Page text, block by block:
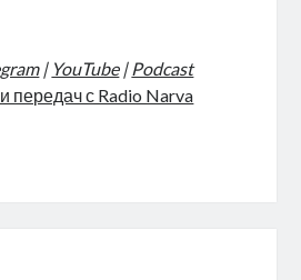
| YouTube| Podcast
передач с Radio Narva